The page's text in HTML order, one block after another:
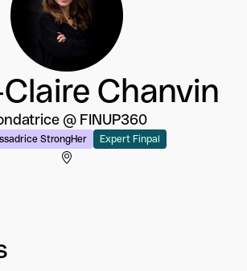
Chanvin
@ FINUP360
StrongHer Expert Finpal